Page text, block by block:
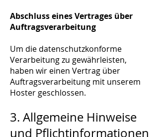
Abschluss eines Vertrages über
Auftragsverarbeitung
Um die datenschutzkonforme
Verarbeitung zu gewährleisten,
haben wir einen Vertrag über
Auftragsverarbeitung mit unserem
Hoster geschlossen.
3. Allgemeine Hinweise
und Pflichtinformationen